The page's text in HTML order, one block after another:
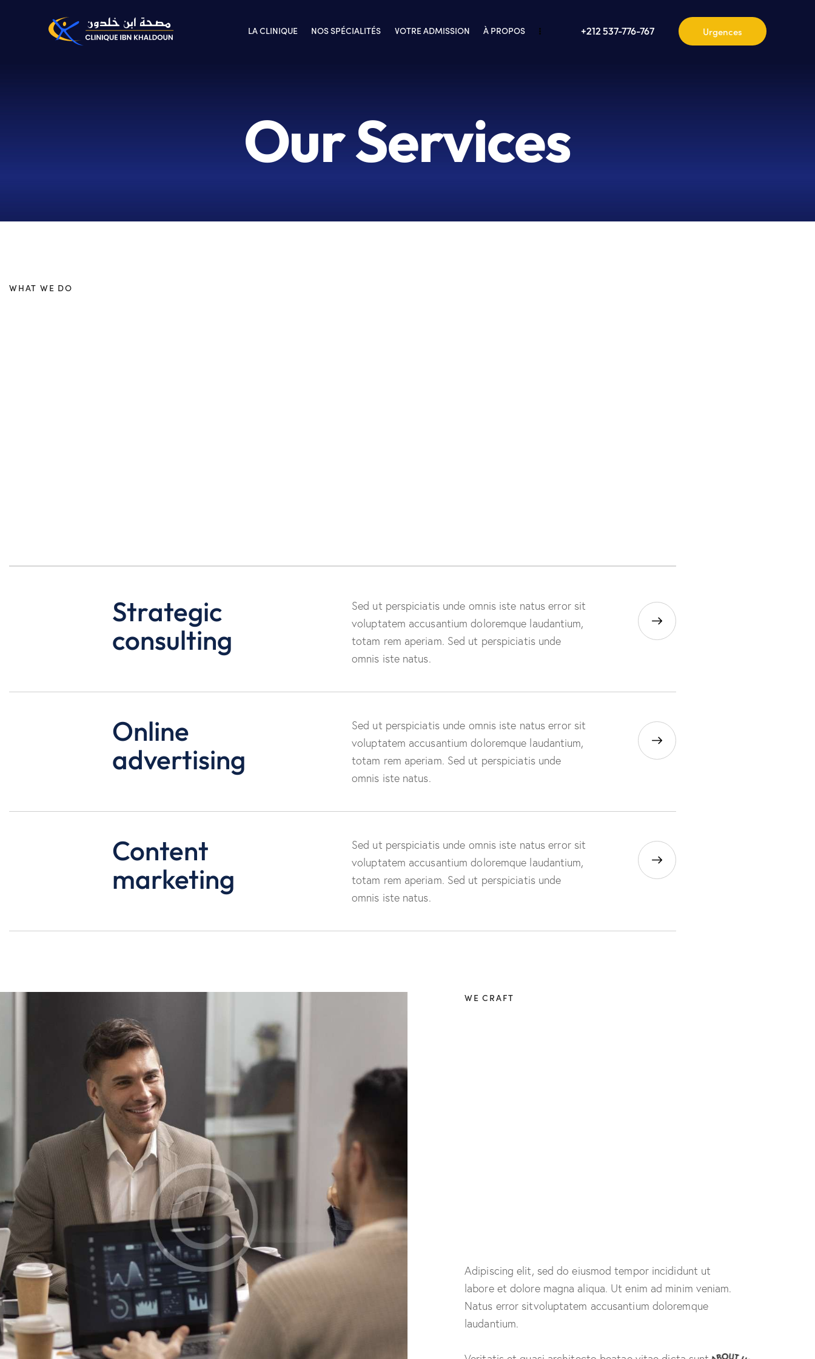
LA CLINIQUE NOS SPÉCIALITÉS VOTRE ADMISSION À PROPOS +212 537-776-767
Our Services
WHAT WE DO
Strategic
consulting
Sed ut perspiciatis unde omnis iste natus error sit
voluptatem accusantium doloremque laudantium,
totam rem aperiam. Sed ut perspiciatis unde
omnis iste natus.
Online
advertising
Sed ut perspiciatis unde omnis iste natus error sit
voluptatem accusantium doloremque laudantium,
totam rem aperiam. Sed ut perspiciatis unde
omnis iste natus.
Content
marketing
Sed ut perspiciatis unde omnis iste natus error sit
voluptatem accusantium doloremque laudantium,
totam rem aperiam. Sed ut perspiciatis unde
omnis iste natus.
WE CRAFT
Adipiscing elit, sed do eiusmod tempor incididunt ut
labore et dolore magna aliqua. Ut enim ad minim veniam.
Natus error sitvoluptatem accusantium doloremque
laudantium.